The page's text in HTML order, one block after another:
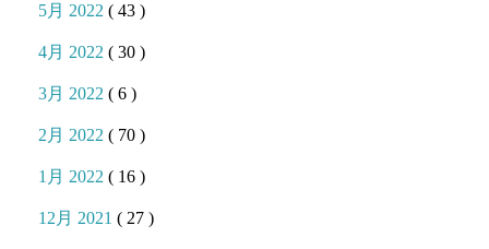
5月 2022( 43 )
4月 2022( 30 )
3月 2022( 6 )
2月 2022( 70 )
1月 2022( 16 )
12月 2021( 27 )